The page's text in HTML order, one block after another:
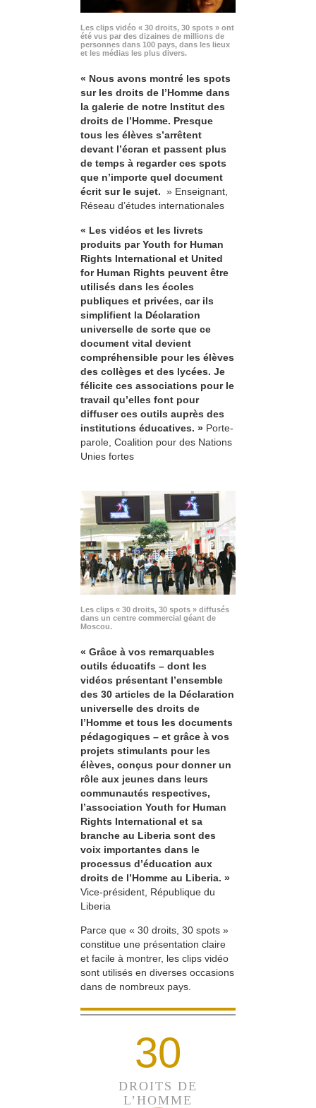
Les clips vidéo « 30 droits, 30 spots » ont
été vus par des dizaines de millions de
personnes dans 100 pays, dans les lieux
et les médias les plus divers.
« Nous avons montré les spots
sur les droits de l’Homme dans
la galerie de notre Institut des
droits de l’Homme. Presque
tous les élèves s’arrêtent
devant l’écran et passent plus
de temps à regarder ces spots
que n’importe quel document
écrit sur le sujet. » Enseignant,
Réseau d’études internationales
« Les vidéos et les livrets
produits par Youth for Human
Rights International et United
for Human Rights peuvent être
utilisés dans les écoles
publiques et privées, car ils
simplifient la Déclaration
universelle de sorte que ce
document vital devient
compréhensible pour les élèves
des collèges et des lycées. Je
félicite ces associations pour le
travail qu’elles font pour
diffuser ces outils auprès des
institutions éducatives. » Porte-
parole, Coalition pour des Nations
Unies fortes
Les clips « 30 droits, 30 spots » diffusés
dans un centre commercial géant de
Moscou.
« Grâce à vos remarquables
outils éducatifs – dont les
vidéos présentant l’ensemble
des 30 articles de la Déclaration
universelle des droits de
l’Homme et tous les documents
pédagogiques – et grâce à vos
projets stimulants pour les
élèves, conçus pour donner un
rôle aux jeunes dans leurs
communautés respectives,
l’association Youth for Human
Rights International et sa
branche au Liberia sont des
voix importantes dans le
processus d’éducation aux
droits de l’Homme au Liberia. »
Vice-président, République du
Liberia
Parce que « 30 droits, 30 spots »
constitue une présentation claire
et facile à montrer, les clips vidéo
sont utilisés en diverses occasions
dans de nombreux pays.
30
DROITS DE
L’HOMME